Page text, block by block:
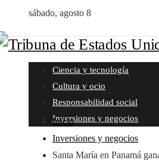
sábado, agosto 8
Ciencia y tecnología
Cultura y ocio
Responsabilidad social
Inversiones y negocios
Inicio
Inversiones y negocios
Santa María en Panamá